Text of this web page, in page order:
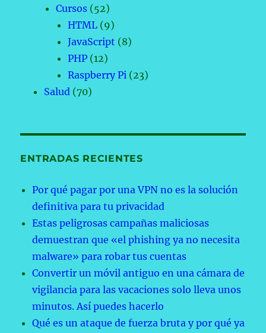
Cursos (52)
HTML (9)
JavaScript (8)
PHP (12)
Raspberry Pi (23)
Salud (70)
ENTRADAS RECIENTES
Por qué pagar por una VPN no es la solución
definitiva para tu privacidad
Estas peligrosas campañas maliciosas
demuestran que «el phishing ya no necesita
malware» para robar tus cuentas
Convertir un móvil antiguo en una cámara de
vigilancia para las vacaciones solo lleva unos
minutos. Así puedes hacerlo
Qué es un ataque de fuerza bruta y por qué ya